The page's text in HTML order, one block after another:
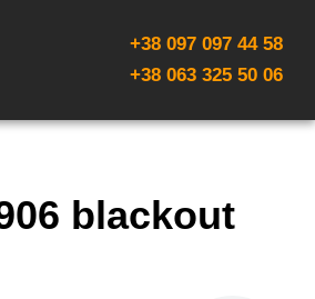
+38 097 097 44 58
+38 063 325 50 06
blackout